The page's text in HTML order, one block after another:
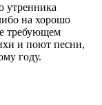
утренника
на хорошо
требующем
и поют песни,
году.